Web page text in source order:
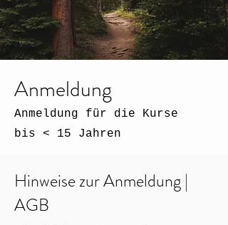
Anmeldung
Anmeldung für die Kurse
bis < 15 Jahren
Hinweise zur Anmeldung |
AGB